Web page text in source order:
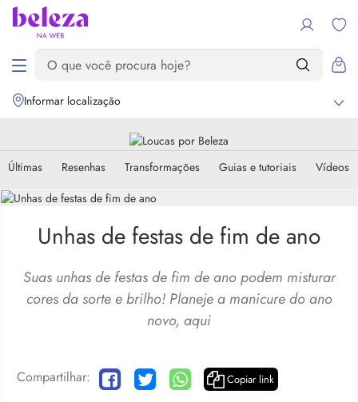
Informar localização
Últimas Resenhas Transformações Guias e tutoriais Vídeos
Unhas de festas de fim de ano
Suas unhas de festas de fim de ano podem misturar
cores da sorte e brilho! Planeje a manicure do ano
novo, aqui
Compartilhar: Copiar link